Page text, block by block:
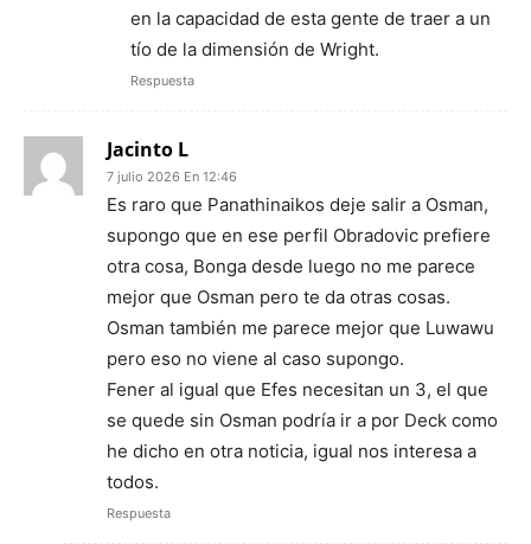
en la capacidad de esta gente de traer a un
tío de la dimensión de Wright.
Respuesta
Jacinto L
7 julio 2026 En 12:46
Es raro que Panathinaikos deje salir a Osman,
supongo que en ese perfil Obradovic prefiere
otra cosa, Bonga desde luego no me parece
mejor que Osman pero te da otras cosas.
Osman también me parece mejor que Luwawu
pero eso no viene al caso supongo.
Fener al igual que Efes necesitan un 3, el que
se quede sin Osman podría ir a por Deck como
he dicho en otra noticia, igual nos interesa a
todos.
Respuesta